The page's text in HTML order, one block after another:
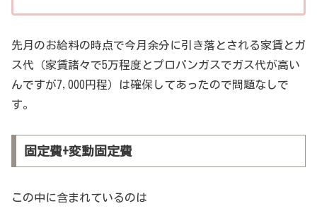
先月のお給料の時点で今月余分に引き落とされる家賃とガ
ス代（家賃諸々で5万程度とプロパンガスでガス代が高い
んですが7,000円程）は確保してあったので問題なしで
す。
固定費+変動固定費
この中に含まれているのは